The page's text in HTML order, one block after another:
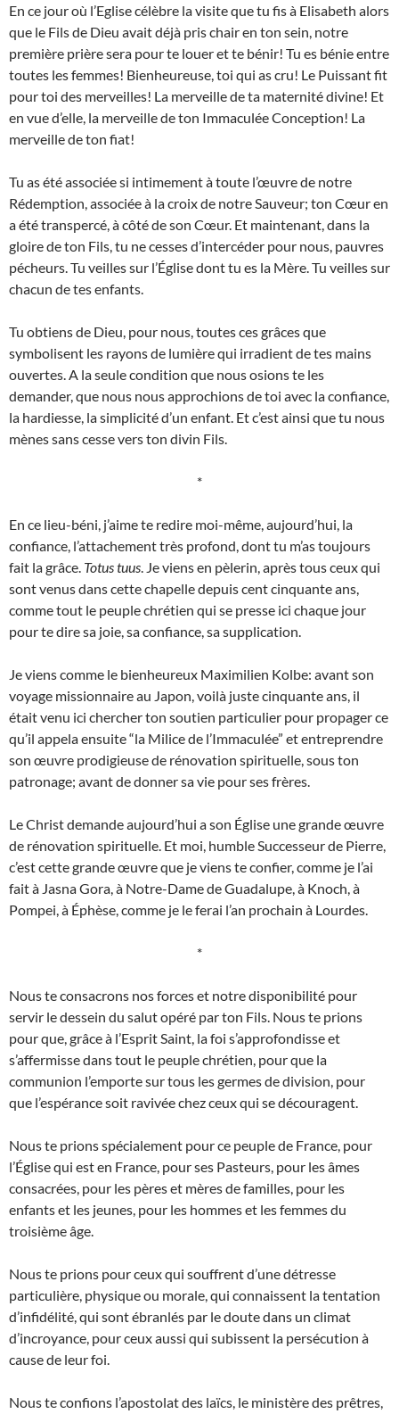
En ce jour où l’Eglise célèbre la visite que tu fis à Elisabeth alors
que le Fils de Dieu avait déjà pris chair en ton sein, notre
première prière sera pour te louer et te bénir! Tu es bénie entre
toutes les femmes! Bienheureuse, toi qui as cru! Le Puissant fit
pour toi des merveilles! La merveille de ta maternité divine! Et
en vue d’elle, la merveille de ton Immaculée Conception! La
merveille de ton fiat!
Tu as été associée si intimement à toute l’œuvre de notre
Rédemption, associée à la croix de notre Sauveur; ton Cœur en
a été transpercé, à côté de son Cœur. Et maintenant, dans la
gloire de ton Fils, tu ne cesses d’intercéder pour nous, pauvres
pécheurs. Tu veilles sur l’Église dont tu es la Mère. Tu veilles sur
chacun de tes enfants.
Tu obtiens de Dieu, pour nous, toutes ces grâces que
symbolisent les rayons de lumière qui irradient de tes mains
ouvertes. A la seule condition que nous osions te les
demander, que nous nous approchions de toi avec la confiance,
la hardiesse, la simplicité d’un enfant. Et c’est ainsi que tu nous
mènes sans cesse vers ton divin Fils.
*
En ce lieu-béni, j’aime te redire moi-même, aujourd’hui, la
confiance, l’attachement très profond, dont tu m’as toujours
fait la grâce. Totus tuus. Je viens en pèlerin, après tous ceux qui
sont venus dans cette chapelle depuis cent cinquante ans,
comme tout le peuple chrétien qui se presse ici chaque jour
pour te dire sa joie, sa confiance, sa supplication.
Je viens comme le bienheureux Maximilien Kolbe: avant son
voyage missionnaire au Japon, voilà juste cinquante ans, il
était venu ici chercher ton soutien particulier pour propager ce
qu’il appela ensuite “la Milice de l’Immaculée” et entreprendre
son œuvre prodigieuse de rénovation spirituelle, sous ton
patronage; avant de donner sa vie pour ses frères.
Le Christ demande aujourd’hui a son Église une grande œuvre
de rénovation spirituelle. Et moi, humble Successeur de Pierre,
c’est cette grande œuvre que je viens te confier, comme je l’ai
fait à Jasna Gora, à Notre-Dame de Guadalupe, à Knoch, à
Pompei, à Éphèse, comme je le ferai l’an prochain à Lourdes.
*
Nous te consacrons nos forces et notre disponibilité pour
servir le dessein du salut opéré par ton Fils. Nous te prions
pour que, grâce à l’Esprit Saint, la foi s’approfondisse et
s’affermisse dans tout le peuple chrétien, pour que la
communion l’emporte sur tous les germes de division, pour
que l’espérance soit ravivée chez ceux qui se découragent.
Nous te prions spécialement pour ce peuple de France, pour
l’Église qui est en France, pour ses Pasteurs, pour les âmes
consacrées, pour les pères et mères de familles, pour les
enfants et les jeunes, pour les hommes et les femmes du
troisième âge.
Nous te prions pour ceux qui souffrent d’une détresse
particulière, physique ou morale, qui connaissent la tentation
d’infidélité, qui sont ébranlés par le doute dans un climat
d’incroyance, pour ceux aussi qui subissent la persécution à
cause de leur foi.
Nous te confions l’apostolat des laïcs, le ministère des prêtres,